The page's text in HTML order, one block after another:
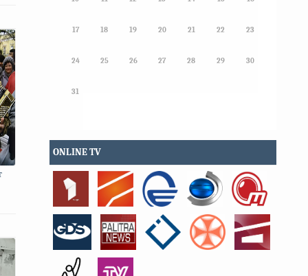
17 18 19 20 21 22 23
24 25 26 27 28 29 30
31
ONLINE TV